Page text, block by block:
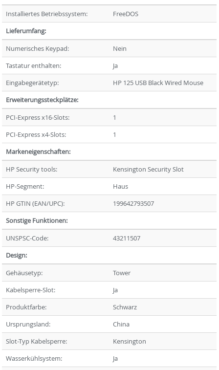
Installiertes Betriebssystem:
FreeDOS
Lieferumfang:
Numerisches Keypad:
Nein
Tastatur enthalten:
Ja
Eingabegerätetyp:
HP 125 USB Black Wired Mouse
Erweiterungssteckplätze:
PCI-Express x16-Slots:
1
PCI-Express x4-Slots:
1
Markeneigenschaften:
HP Security tools:
Kensington Security Slot
HP-Segment:
Haus
HP GTIN (EAN/UPC):
199642793507
Sonstige Funktionen:
UNSPSC-Code:
43211507
Design:
Gehäusetyp:
Tower
Kabelsperre-Slot:
Ja
Produktfarbe:
Schwarz
Ursprungsland:
China
Slot-Typ Kabelsperre:
Kensington
Wasserkühlsystem:
Ja